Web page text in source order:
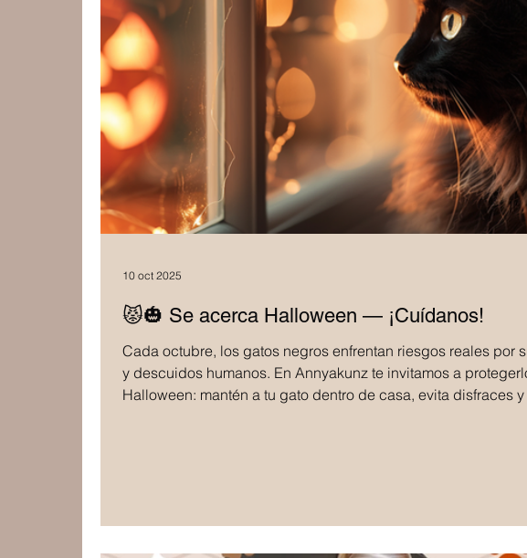
😾🎃 Se acerca Halloween — ¡Cuídanos!
Cada octubre, los gatos negros enfrentan riesgos reales por
y descuidos humanos. En Annyakunz te invitamos a
Halloween: mantén a tu gato dentro de casa, evita disfraces y
10 oct 2025